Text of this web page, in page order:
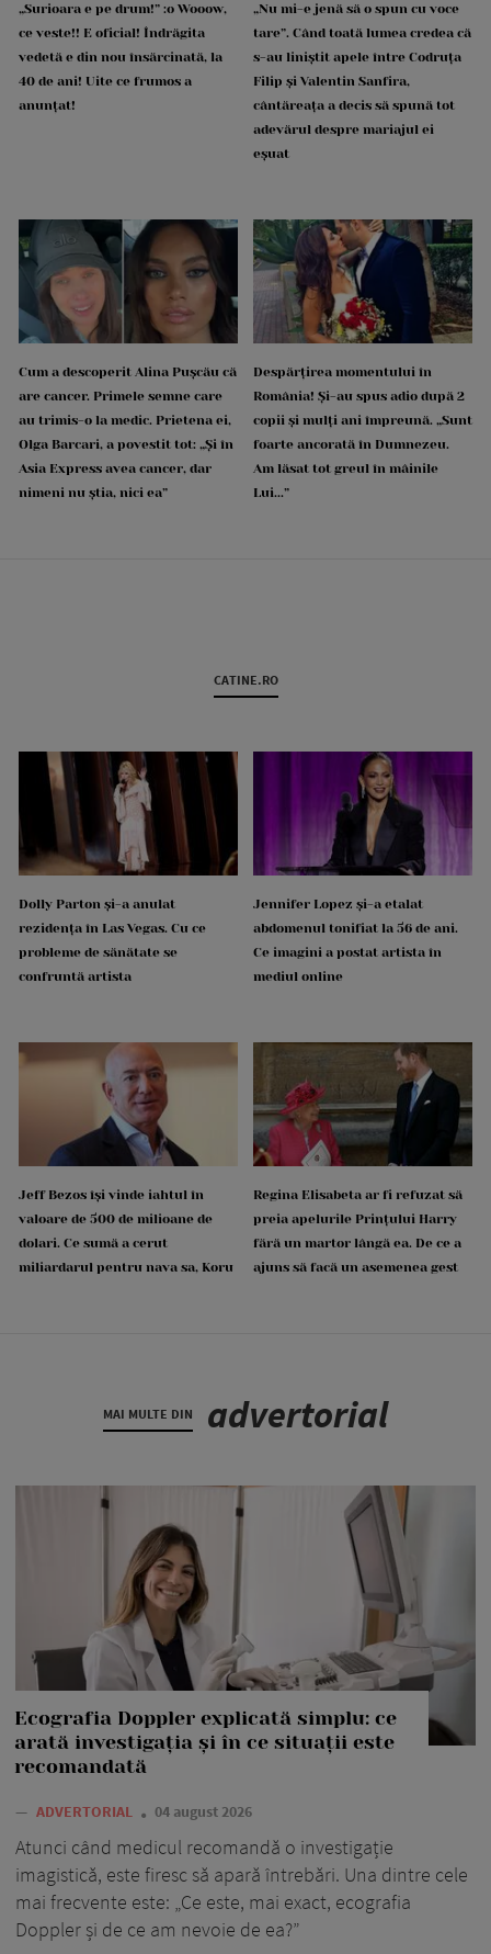
„Surioara e pe drum!” :o Wooow,
ce veste!! E oficial! Îndrăgita
vedetă e din nou însărcinată, la
40 de ani! Uite ce frumos a
anunțat!
„Nu mi-e jenă să o spun cu voce
tare”. Când toată lumea credea că
s-au liniștit apele între Codruța
Filip și Valentin Sanfira,
cântăreața a decis să spună tot
adevărul despre mariajul ei
eșuat
Cum a descoperit Alina Pușcău că
are cancer. Primele semne care
au trimis-o la medic. Prietena ei,
Olga Barcari, a povestit tot: „Și în
Asia Express avea cancer, dar
nimeni nu știa, nici ea”
Despărțirea momentului în
România! Și-au spus adio după 2
copii și mulți ani împreună. „Sunt
foarte ancorată în Dumnezeu.
Am lăsat tot greul în mâinile
Lui...”
CATINE.RO
Dolly Parton și-a anulat
rezidența în Las Vegas. Cu ce
probleme de sănătate se
confruntă artista
Jennifer Lopez și-a etalat
abdomenul tonifiat la 56 de ani.
Ce imagini a postat artista în
mediul online
Jeff Bezos își vinde iahtul în
valoare de 500 de milioane de
dolari. Ce sumă a cerut
miliardarul pentru nava sa, Koru
Regina Elisabeta ar fi refuzat să
preia apelurile Prințului Harry
fără un martor lângă ea. De ce a
ajuns să facă un asemenea gest
MAI MULTE DIN advertorial
Ecografia Doppler explicată simplu: ce
arată investigația și în ce situații este
recomandată
— ADVERTORIAL 04 august 2026
Atunci când medicul recomandă o investigație
imagistică, este firesc să apară întrebări. Una dintre cele
mai frecvente este: „Ce este, mai exact, ecografia
Doppler și de ce am nevoie de ea?”